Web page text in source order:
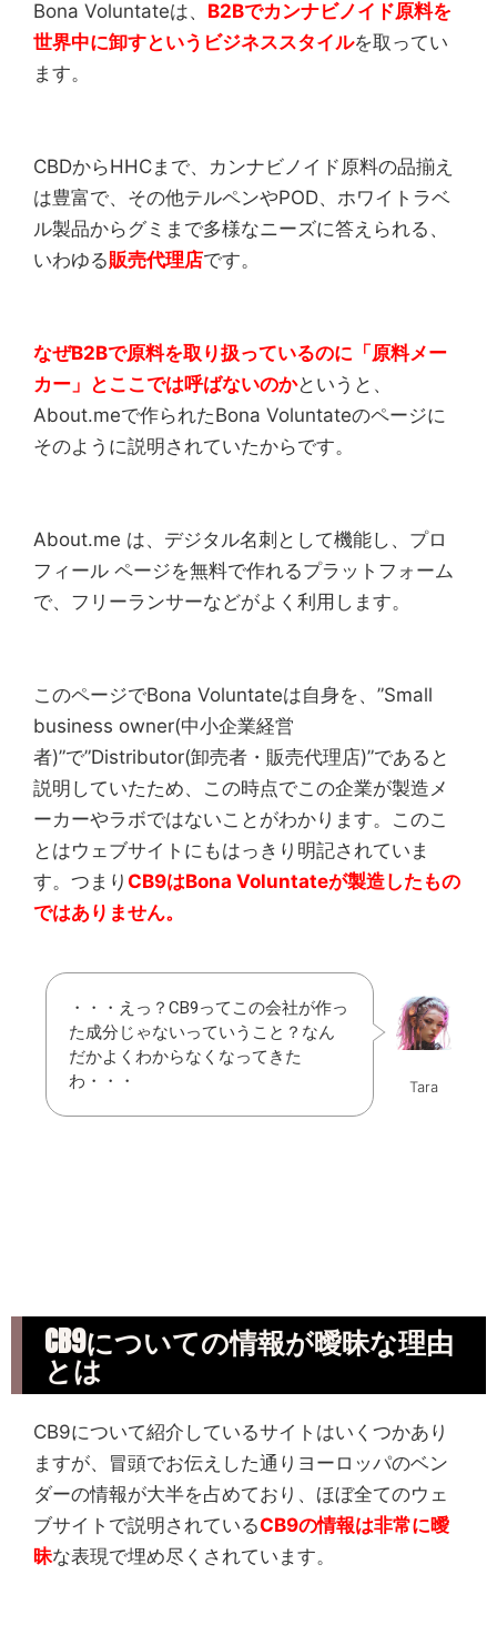
Bona Voluntateは、 B2Bでカンナビノイド原料を
世界中に卸すというビジネススタイルを取ってい
ます。
CBDからHHCまで、カンナビノイド原料の品揃え
は豊富で、その他テルペンやPOD、ホワイトラベ
ル製品からグミまで多様なニーズに答えられる、
いわゆる販売代理店です。
なぜB2Bで原料を取り扱っているのに「原料メー
カー」とここでは呼ばないのかというと、
About.meで作られたBona Voluntateのページに
そのように説明されていたからです。
About.me は、デジタル名刺として機能し、プロ
フィール ページを無料で作れるプラットフォーム
で、フリーランサーなどがよく利用します。
このページでBona Voluntateは自身を、”Small
business owner(中小企業経営
者)”で”Distributor(卸売者・販売代理店)”であると
説明していたため、この時点でこの企業が製造メ
ーカーやラボではないことがわかります。このこ
とはウェブサイトにもはっきり明記されていま
す。つまり CB9はBona Voluntateが製造したもの
ではありません。
・・・えっ？CB9ってこの会社が作っ
た成分じゃないっていうこと？なん
だかよくわからなくなってきた
わ・・・
Tara
CB9についての情報が曖昧な理由
とは
CB9について紹介しているサイトはいくつかあり
ますが、冒頭でお伝えした通りヨーロッパのベン
ダーの情報が大半を占めており、ほぼ全てのウェ
ブサイトで説明されているCB9の情報は非常に曖
昧な表現で埋め尽くされています。